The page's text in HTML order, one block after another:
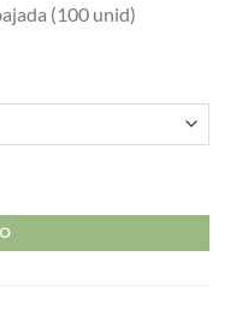
(100 unid)